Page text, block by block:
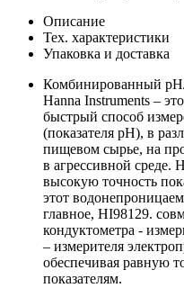
Описание
Тех. характеристики
Упаковка и доставка
Комбинированный
Hanna Instruments –
быстрый способ
(показателя pH), в
пищевом сырье, на
в агрессивной среде.
высокую точность
этот
главное, HI98129.
кондуктометра -
– измерителя
обеспечивая равную
показателям.